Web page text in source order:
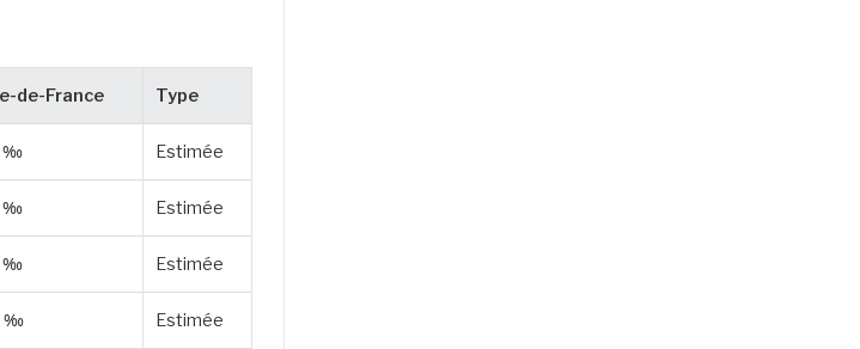
de-France Type
‰ Estimée
‰ Estimée
‰ Estimée
‰ Estimée